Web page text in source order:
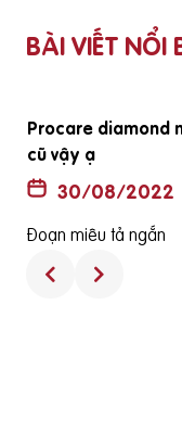
BÀI VIẾT NỔI
Procare diamond
cũ vậy ạ
30/08/2022
Đoạn miêu tả ngắn